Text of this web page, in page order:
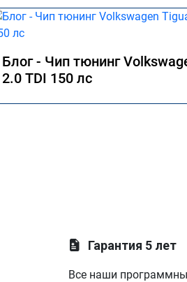
Блог - Чип тюнинг
2.0 TDI 150 лс
Гарантия 5 лет
Все наши